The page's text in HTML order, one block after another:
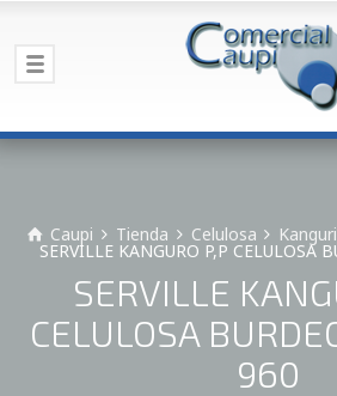
Caupi Tienda Celulosa
SERVILLE KANGURO P,P CELULOSA
SERVILLE
CELULOSA
960